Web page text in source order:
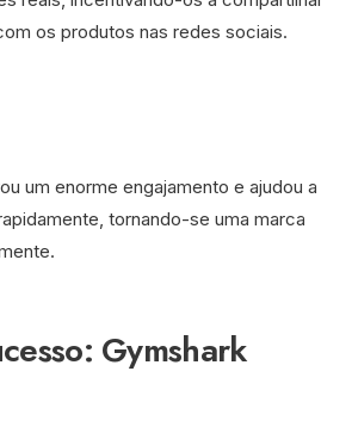
os produtos nas redes sociais.
um enorme engajamento e ajudou a
tornando-se uma marca
Gymshark